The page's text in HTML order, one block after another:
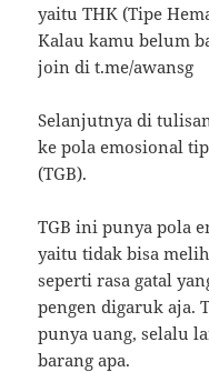
yaitu THK (Tipe
Kalau kamu belum
join di t.me/awansg
Selanjutnya di
ke pola emosional
(TGB).
TGB ini punya pola
yaitu tidak bisa
seperti rasa gatal
pengen digaruk aja.
punya uang, selalu
barang apa.